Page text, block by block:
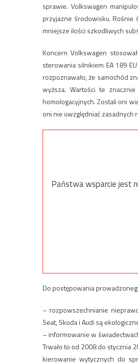
sprawie. Volkswagen
przyjazne środowisku. Rośnie
mniejsze ilości szkodliwych
Koncern Volkswagen
sterowania silnikiem EA 189
rozpoznawało, że samochód
wyższa. Wartości te
homologacyjnych. Zostali oni
oni nie uwzględniać
Państwa wsparcie jest
Do postępowania
– rozpowszechnianie
Seat, Skoda i Audi są
– informowanie w
Trwało to od 2008 do stycznia
kierowanie wytycznych do